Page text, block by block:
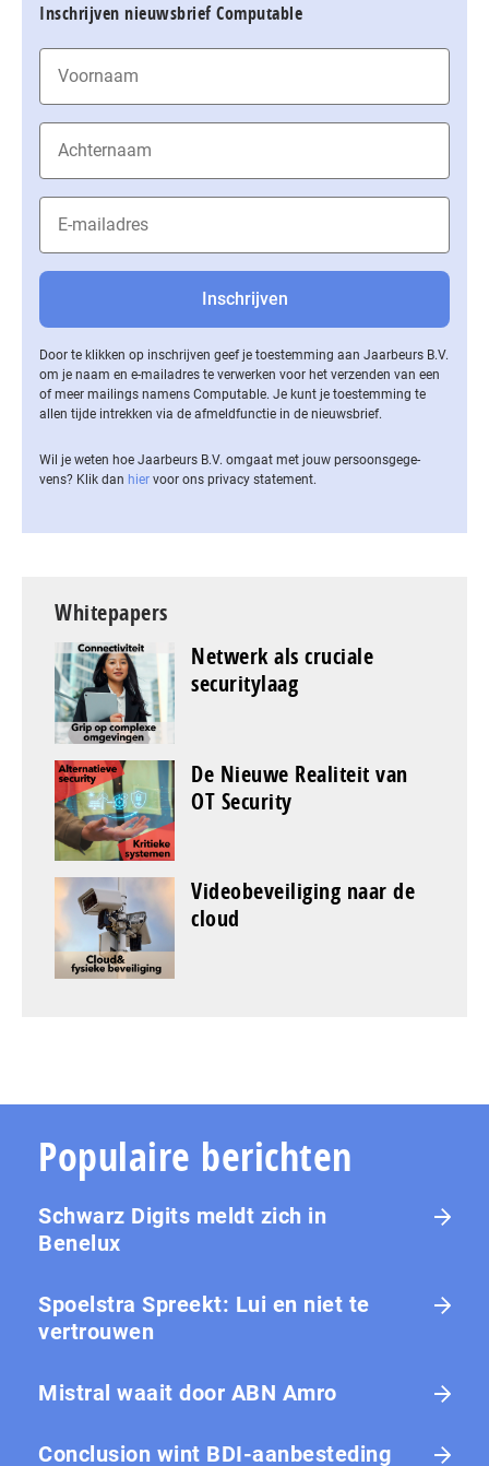
Inschrijven nieuwsbrief Computable
Door te klikken op inschrijven geef je toestemming aan Jaarbeurs B.V.
om je naam en e-mailadres te verwerken voor het verzenden van een
of meer mailings namens Computable. Je kunt je toestemming te
allen tijde intrekken via de af­meld­func­tie in de nieuwsbrief.
Wil je weten hoe Jaarbeurs B.V. omgaat met jouw per­soons­ge­ge­
vens? Klik dan hier voor ons privacy statement.
Whitepapers
Netwerk als cruciale
securitylaag
De Nieuwe Realiteit van
OT Security
Videobeveiliging naar de
cloud
Populaire berichten
Schwarz Digits meldt zich in
Benelux
Spoelstra Spreekt: Lui en niet te
vertrouwen
Mistral waait door ABN Amro
Conclusion wint BDI-aanbesteding